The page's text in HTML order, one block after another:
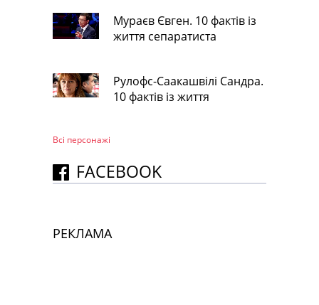
Мураєв Євген. 10 фактів із
життя сепаратиста
Рулофс-Саакашвілі Сандра.
10 фактів із життя
Всі персонажi
FACEBOOK
РЕКЛАМА